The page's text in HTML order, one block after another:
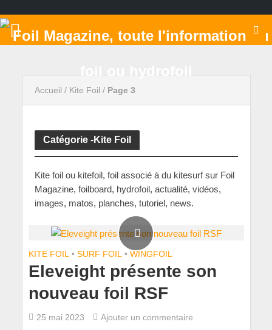
Accueil / Kite Foil / Page 3
Catégorie -Kite Foil
Kite foil ou kitefoil, foil associé à du kitesurf sur Foil
Magazine, foilboard, hydrofoil, actualité, vidéos,
images, matos, planches, tutoriel, news.
KITE FOIL • SURF FOIL • WINGFOIL
Eleveight présente son
nouveau foil RSF
25 mai 2023
Ajouter un commentaire